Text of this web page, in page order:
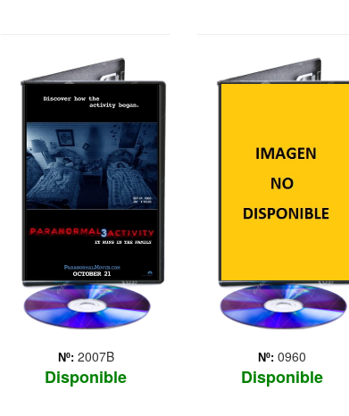
Nº: 2007B
Disponible
PARANORMAL
ACTIVITY 3
Nº: 0960
Disponible
Todo transcurre cinco años
después de los sucesos de
terminó con el secuestro de
Hunter por parte de Katie.
En la actualidad, Katie y
Hunter, que ahora se llama